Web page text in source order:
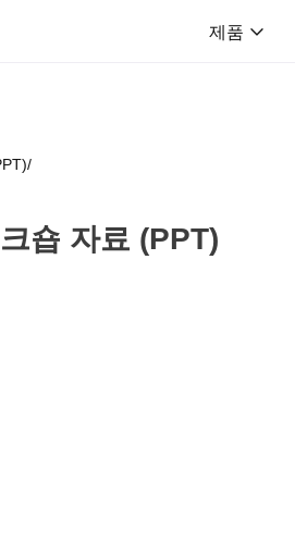
제품
/
숍 자료 (PPT)